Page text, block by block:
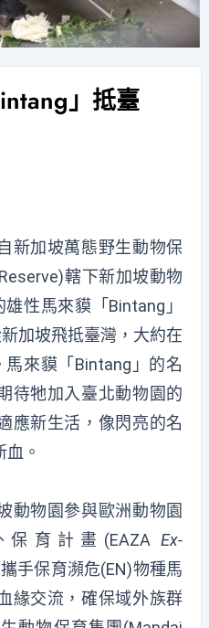
」抵臺
新加坡萬態野生動物保
轄下新加坡動物
性馬來貘「Bintang」
加坡飛抵臺灣，大約在
來貘「Bintang」的名
待牠加入臺北動物園的
應新生活，像閃亮的名
。
動物園參與歐洲動物園
育計畫(EAZAEx-
手保育瀕危(EN)物種馬
緣交流，確保域外族群